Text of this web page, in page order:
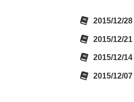
2015/12/28
2015/12/21
2015/12/14
2015/12/07